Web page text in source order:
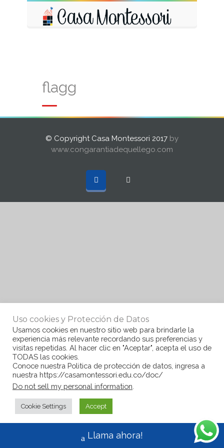
flagg
© Copyright Casa Montessori 2017 by
www.congarantiadequellego.com
Uso cookies y Protección de Datos
Usamos cookies en nuestro sitio web para brindarle la
experiencia más relevante recordando sus preferencias y
visitas repetidas. Al hacer clic en "Aceptar", acepta el uso de
TODAS las cookies.
Conoce nuestra Politica de protección de datos, ingresa a
nuestra https://casamontessori.edu.co/doc/
Do not sell my personal information
Cookie Settings Accept
Llama ahora!